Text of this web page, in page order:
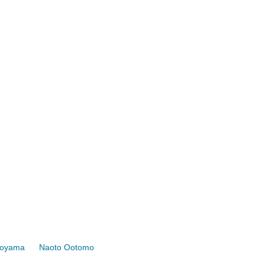
Naoto Ootomo